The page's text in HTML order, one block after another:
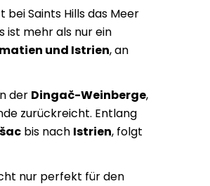
bei Saints Hills das Meer
ist mehr als nur ein
und Istrien, an
der Dingač-Weinberge,
zurückreicht. Entlang
bis nach Istrien, folgt
nur perfekt für den